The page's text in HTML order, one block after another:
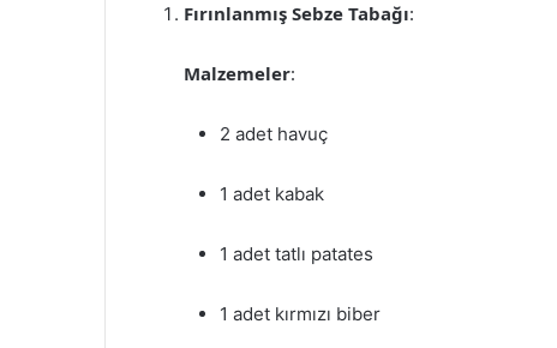
Fırınlanmış Sebze Tabağı:
Malzemeler:
2 adet havuç
1 adet kabak
1 adet tatlı patates
1 adet kırmızı biber